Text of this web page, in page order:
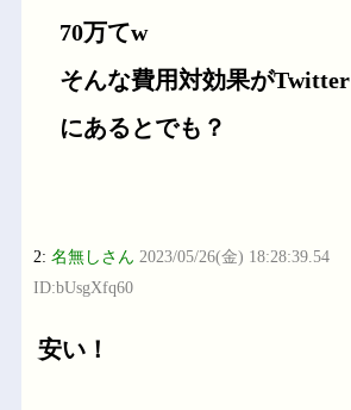
70万てw
そんな費用対効果がTwitter
にあるとでも？
2:名無しさん 2023/05/26(金) 18:28:39.54
ID:bUsgXfq60
安い！